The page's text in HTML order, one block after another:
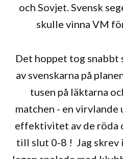
och Sovjet. Svensk
skulle vinna VM
Det hoppet tog snabbt
av svenskarna på
tusen på läktarna
matchen - en
effektivitet av de röda
till slut 0-8 ! Jag skrev